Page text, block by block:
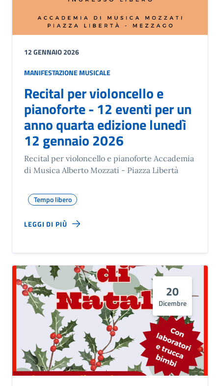
12 GENNAIO 2026
MANIFESTAZIONE MUSICALE
Recital per violoncello e
pianoforte - 12 eventi per un
anno quarta edizione lunedì
12 gennaio 2026
Recital per violoncello e pianoforte Accademia
di Musica Alberto Mozzati - Piazza Libertà
Tempo libero
LEGGI DI PIÙ
20
Dicembre